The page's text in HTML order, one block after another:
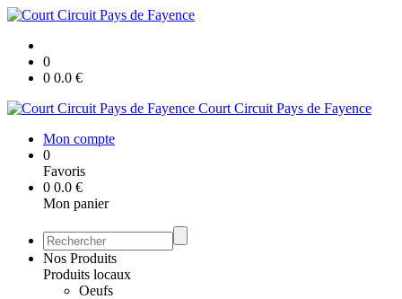
0
0 0.0 €
Court Circuit Pays de Fayence
Mon compte
0
Favoris
0 0.0 €
Mon panier
Nos Produits
Produits locaux
Oeufs